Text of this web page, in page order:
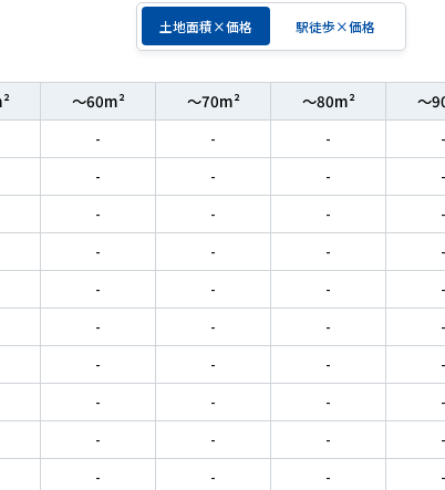
土地面積×価格 駅徒歩×価格
～60m² ～70m² ～80m²
～
- - -
- - -
- - -
- - -
- - -
- - -
- - -
- - -
- - -
- - -